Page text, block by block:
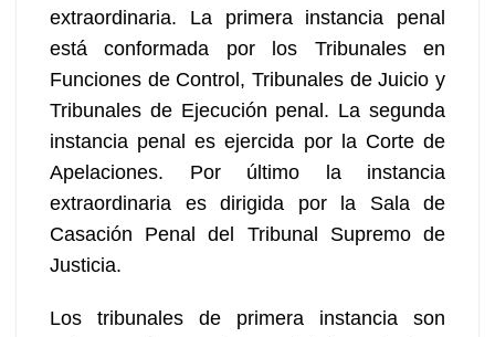
extraordinaria. La primera instancia penal
está conformada por los Tribunales en
Funciones de Control, Tribunales de Juicio y
Tribunales de Ejecución penal. La segunda
instancia penal es ejercida por la Corte de
Apelaciones. Por último la instancia
extraordinaria es dirigida por la Sala de
Casación Penal del Tribunal Supremo de
Justicia.
Los tribunales de primera instancia son